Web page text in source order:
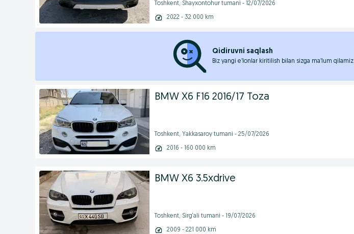
Toshkent, Shayxontohur tumani - 12/07/2026
2022 - 32 000 km
Qidiruvni saqlash
Biz yangi e’lonlar kiritilish bilan sizga ma’lum qilamiz
BMW X6 F16 2016/17 Toza
Toshkent, Yakkasaroy tumani - 25/07/2026
2016 - 160 000 km
BMW X6 3.5xdrive
Toshkent, Sirg‘ali tumani - 19/07/2026
2009 - 221 000 km